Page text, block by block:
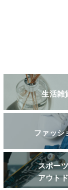
生活雑
ファッシ
スポー
アウト